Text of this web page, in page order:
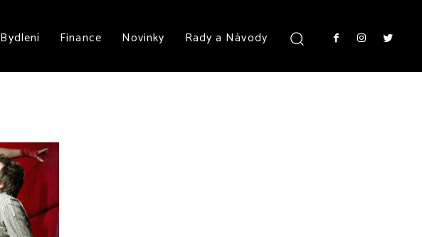
Bydlení Finance Novinky Rady a Návody